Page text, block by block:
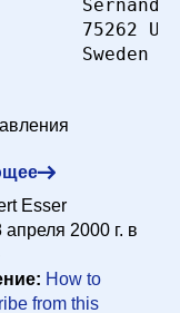
authentication
апреля 2000 г. в
apache
(Jan Wieck) 27
authentication
75262
Sweden
Esser
апреля 2000 г. в
How to
from this